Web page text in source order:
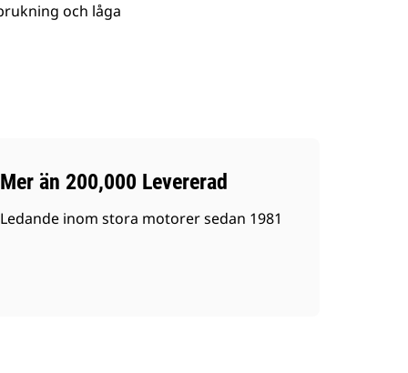
och låga
Mer än 200,000 Levererad
Ledande inom stora motorer sedan 1981